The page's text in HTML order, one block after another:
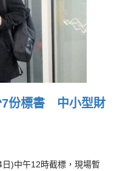
7份標書 中小型財
)中午12時截標，現場暫